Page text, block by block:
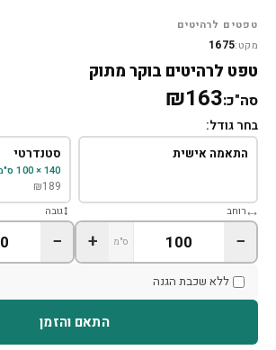
טפטים לרהיטים
מקט:1675
טפט לרהיטים בוקר מתוק
סה"כ:₪163
בחר גודל:
התאמה אישית סטנדרטי
140 × 100 ס"מ
₪189
רוחב
− ס"מ +
גובה
−
ללא שכבת הגנה
התאם והזמן